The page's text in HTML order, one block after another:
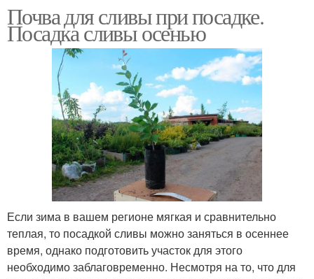
Почва для сливы при посадке.
Посадка сливы осенью
Если зима в вашем регионе мягкая и сравнительно
теплая, то посадкой сливы можно заняться в осеннее
время, однако подготовить участок для этого
необходимо заблаговременно. Несмотря на то, что для